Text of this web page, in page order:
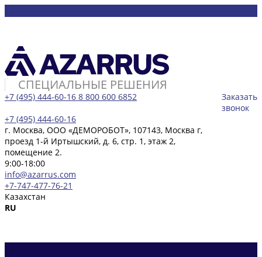
СПЕЦИАЛЬНЫЕ РЕШЕНИЯ
+7 (495) 444-60-16 8 800 600 6852
+7 (495) 444-60-16
г. Москва, ООО «ДЕМОРОБОТ», 107143, Москва г,
проезд 1-й Иртышский, д. 6, стр. 1, этаж 2,
помещение 2.
9:00-18:00
info@azarrus.com
+7-747-477-76-21
Казахстан
Заказать
звонок
RU